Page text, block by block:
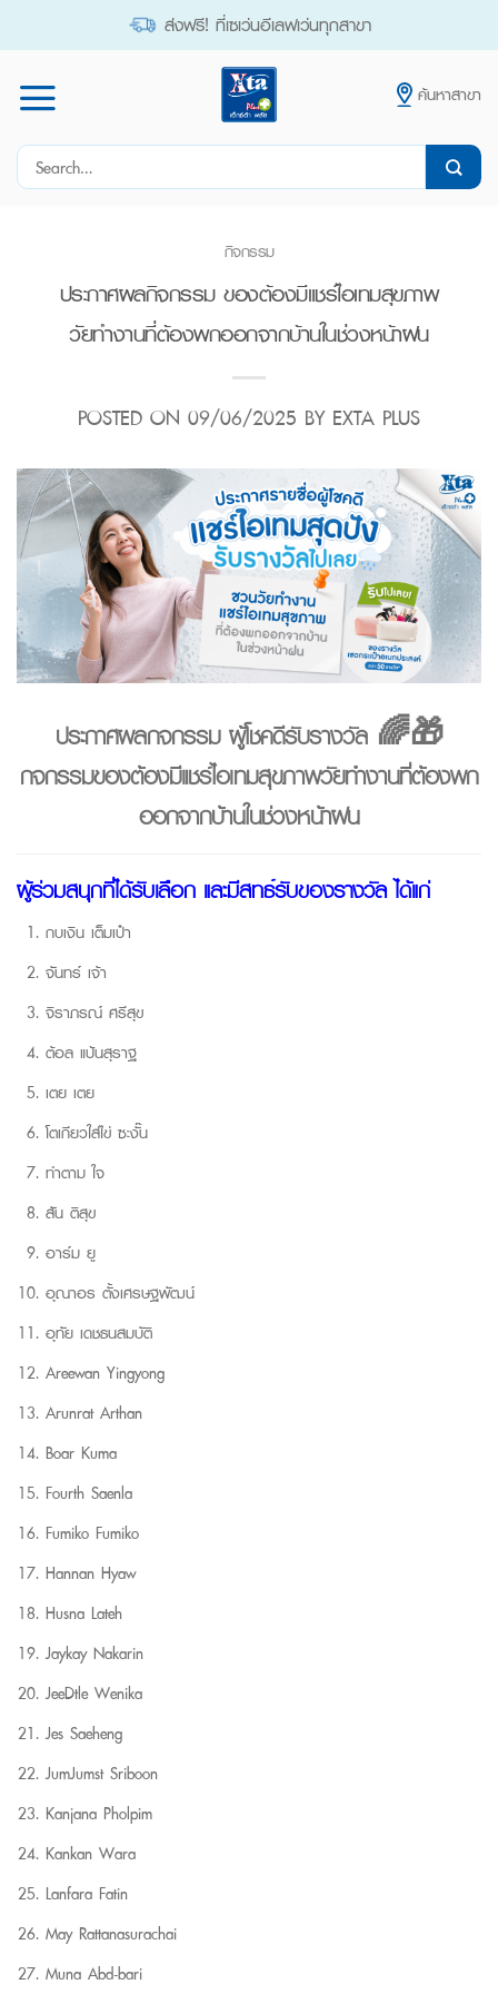
ส่งฟรี! ที่เซเว่นอีเลฟเว่นทุกสาขา
ค้นหาสาขา
Search
กิจกรรม
ประกาศผลกิจกรรม ของต้องมีแชร์ไอเทมสุขภาพ
วัยทำงานที่ต้องพกออกจากบ้านในช่วงหน้าฝน
POSTED ON 09/06/2025 BY EXTA PLUS
ประกาศผลกิจกรรม ผู้โชคดีรับรางวัล 🌈🎁
กิจกรรมของต้องมีแชร์ไอเทมสุขภาพวัยทำงานที่ต้องพก
ออกจากบ้านในช่วงหน้าฝน
ผู้ร่วมสนุกที่ได้รับเลือก และมีสิทธิ์รับของรางวัล ได้แก่
กบเงิน เต็มเป๋า
จันทร์ เจ้า
จิราภรณ์ ศรีสุข
ต้อล แป้นสุราฐ
เตย เตย
โตเกียวใส่ไข่ ซะงั๊น
ทำตาม ใจ
สัน ติสุข
อาร์ม ยู
อุณาอร ตั้งเศรษฐพัฒน์
อุทัย เดชธนสมบัติ
Areewan Yingyong
Arunrat Arthan
Boar Kuma
Fourth Saenla
Fumiko Fumiko
Hannan Hyaw
Husna Lateh
Jaykay Nakarin
JeeDtle Wenika
Jes Saeheng
JumJumst Sriboon
Kanjana Pholpim
Kankan Wara
Lanfara Fatin
May Rattanasurachai
Muna Abd-bari